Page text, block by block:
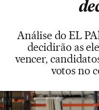
Análise do EL
decidirão as
vencer,
votos no